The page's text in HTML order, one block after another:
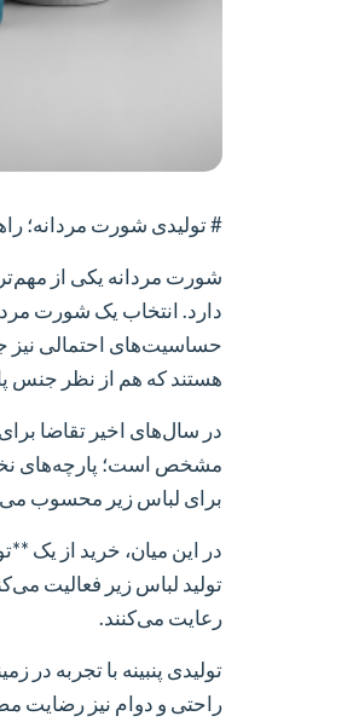
# تولیدی شورت مردانه؛
شورت مردانه یکی از
دارد. انتخاب یک شورت
حساسیت‌های احتمالی نیز
هستند که هم از نظر جنس
در سال‌های اخیر تقاضا
مشخص است؛ پارچه‌های
برای لباس زیر محسوب
در این میان، خرید از یک
تولید لباس زیر فعالیت
رعایت می‌کنند.
تولیدی پنبینه با تجربه در
راحتی و دوام نیز رضایت